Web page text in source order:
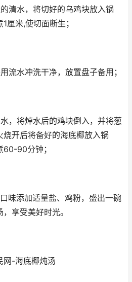
水，将切好的乌鸡块放入锅
厘米,使切面断生；
水冲洗干净，放置盘子备用；
将焯水后的鸡块倒入，并将葱
开后将备好的海底椰放入锅
60-90分钟；
添加适量盐、鸡粉，盛出一碗
享受美好时光。
-海底椰炖汤